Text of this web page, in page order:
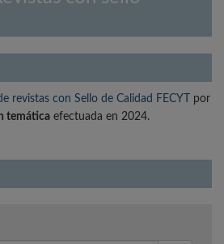
revistas con Sello de Calidad FECYT
por
temática efectuada en 2024.